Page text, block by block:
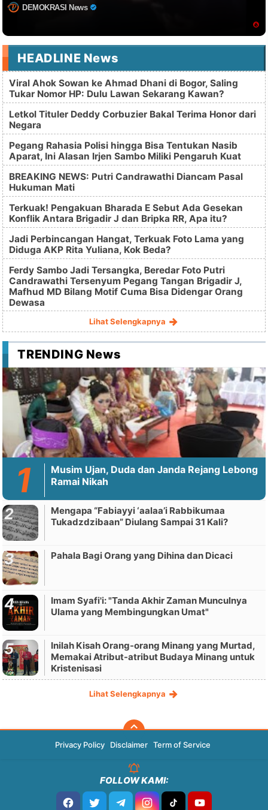
DEMOKRASI News
HEADLINE News
Viral Ahok Sowan ke Ahmad Dhani di Bogor, Saling
Tukar Nomor HP: Dulu Lawan Sekarang Kawan?
Letkol Tituler Deddy Corbuzier Bakal Terima Honor dari
Negara
Pegang Rahasia Polisi hingga Bisa Tentukan Nasib
Aparat, Ini Alasan Irjen Sambo Miliki Pengaruh Kuat
BREAKING NEWS: Putri Candrawathi Diancam Pasal
Hukuman Mati
Terkuak! Pengakuan Bharada E Sebut Ada Gesekan
Konflik Antara Brigadir J dan Bripka RR, Apa itu?
Jadi Perbincangan Hangat, Terkuak Foto Lama yang
Diduga AKP Rita Yuliana, Kok Beda?
Ferdy Sambo Jadi Tersangka, Beredar Foto Putri
Candrawathi Tersenyum Pegang Tangan Brigadir J,
Mafhud MD Bilang Motif Cuma Bisa Didengar Orang
Dewasa
Lihat Selengkapnya
TRENDING News
Musim Ujan, Duda dan Janda Rejang Lebong
Ramai Nikah
Mengapa “Fabiayyi ‘aalaa’i Rabbikumaa
Tukadzdzibaan” Diulang Sampai 31 Kali?
Pahala Bagi Orang yang Dihina dan Dicaci
Imam Syafi'i: "Tanda Akhir Zaman Munculnya
Ulama yang Membingungkan Umat"
Inilah Kisah Orang-orang Minang yang Murtad,
Memakai Atribut-atribut Budaya Minang untuk
Kristenisasi
Lihat Selengkapnya
Privacy Policy Disclaimer Term of Service
FOLLOW KAMI: